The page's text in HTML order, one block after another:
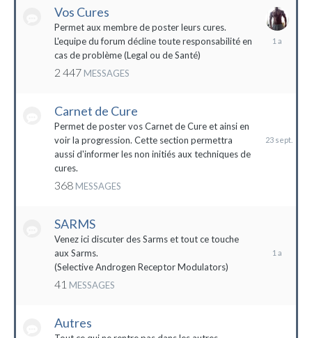
Vos Cures
Permet aux membre de poster leurs cures.
L'equipe du forum décline toute responsabilité en
cas de problème (Legal ou de Santé)
2 447 MESSAGES
28
Carnet de Cure
Permet de poster vos Carnet de Cure et ainsi en
voir la progression. Cette section permettra
aussi d'informer les non initiés aux techniques de
cures.
368 MESSAGES
2023
SARMS
Venez ici discuter des Sarms et tout ce touche
aux Sarms.
(Selective Androgen Receptor Modulators)
41 MESSAGES
2022
Autres